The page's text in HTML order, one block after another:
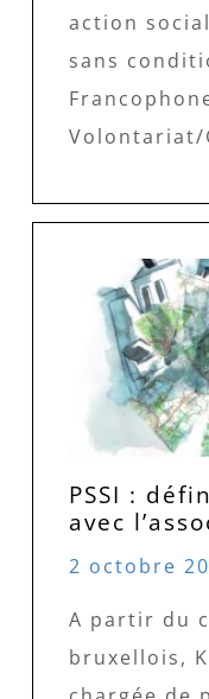
action
sans
Volontariat/
PSSI :
avec
2 octobre
A partir du
bruxellois,